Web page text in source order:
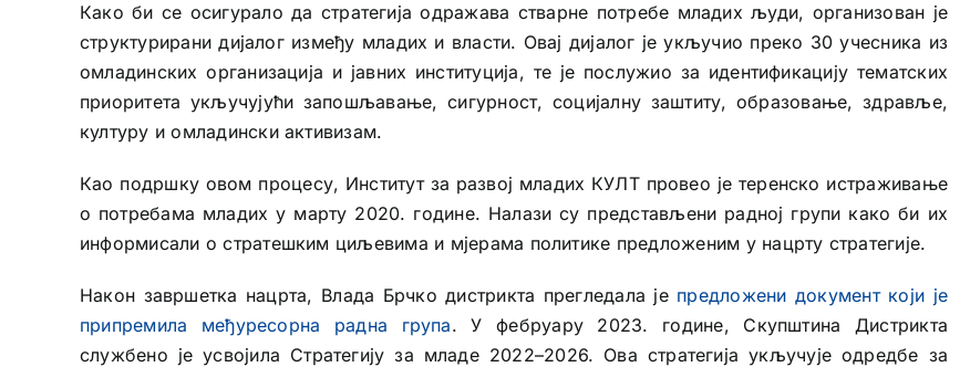
Како би се осигурало да стратегија одражава стварне потребе младих људи, организован је
структурирани дијалог између младих и власти. Овај дијалог је укључио преко 30 учесника из
омладинских организација и јавних институција, те је послужио за идентификацију тематских
приоритета укључујући запошљавање, сигурност, социјалну заштиту, образовање, здравље,
културу и омладински активизам.
Као подршку овом процесу, Институт за развој младих КУЛТ провео је теренско истраживање
о потребама младих у марту 2020. године. Налази су представљени радној групи како би их
информисали о стратешким циљевима и мјерама политике предложеним у нацрту стратегије.
Након завршетка нацрта, Влада Брчко дистрикта прегледала је предложени документ који је
припремила међуресорна радна група. У фебруару 2023. године, Скупштина Дистрикта
службено је усвојила Стратегију за младе 2022–2026. Ова стратегија укључује одредбе за